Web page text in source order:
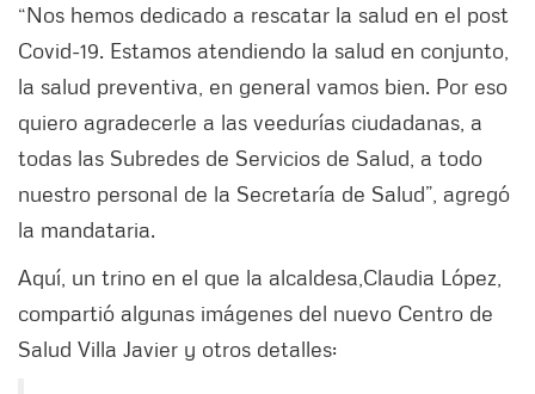
“Nos hemos dedicado a rescatar la salud en el post
Covid-19. Estamos atendiendo la salud en conjunto,
la salud preventiva, en general vamos bien. Por eso
quiero agradecerle a las veedurías ciudadanas, a
todas las Subredes de Servicios de Salud, a todo
nuestro personal de la Secretaría de Salud”, agregó
la mandataria.
Aquí, un trino en el que la alcaldesa,Claudia López,
compartió algunas imágenes del nuevo Centro de
Salud Villa Javier y otros detalles: